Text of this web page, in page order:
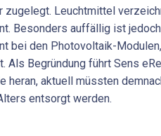
zugelegt. Leuchtmittel
Besonders auffällig ist
bei den Photovoltaik-
Als Begründung führt Sens
heran, aktuell müssten
entsorgt werden.